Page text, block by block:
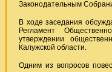
Законодательным
В ходе заседания
Регламент
утверждении
Калужской области.
Одним из вопросов